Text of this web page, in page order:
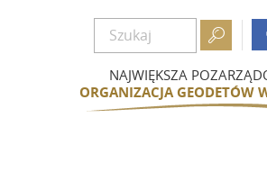

NAJWIĘKSZA
ORGANIZACJA GEODETÓW
Dokumenty
Szkolenia